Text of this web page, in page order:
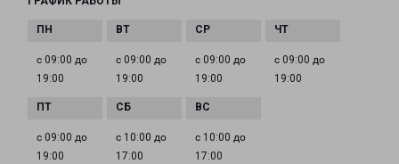
с 09:00 до
19:00
с 09:00 до
19:00
с 09:00 до
19:00
с 09:00 до
19:00
с 09:00 до
19:00
с 10:00 до
17:00
с 10:00 до
17:00